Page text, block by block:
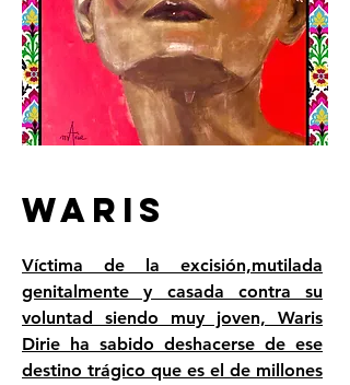
WARIS
Víctima de la excisión,mutilada
genitalmente y casada contra su
voluntad siendo muy joven, Waris
Dirie ha sabido deshacerse de ese
destino trágico que es el de millones